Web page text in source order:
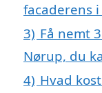
facaderens
3) Få nemt
Nørup, du
4) Hvad